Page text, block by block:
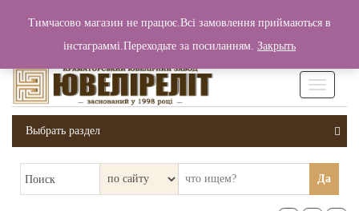
Вход / Регистрация 0 грн.
Выбрать раздел
Поиск Да
Тимчасово магазин не працює.Всі замовлення приймаються в
інстаграммі.Переходьте за посиланням. Закрыть